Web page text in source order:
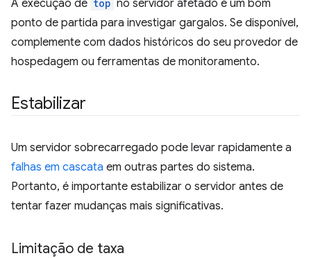
A execução de top no servidor afetado é um bom
ponto de partida para investigar gargalos. Se disponível,
complemente com dados históricos do seu provedor de
hospedagem ou ferramentas de monitoramento.
Estabilizar
Um servidor sobrecarregado pode levar rapidamente a
falhas em cascata em outras partes do sistema.
Portanto, é importante estabilizar o servidor antes de
tentar fazer mudanças mais significativas.
Limitação de taxa